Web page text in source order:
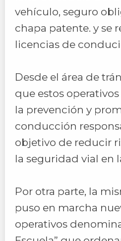
vehículo, seguro
chapa patente. y se
licencias de
Desde el área de
que estos
la prevención y
conducción
objetivo de reducir
la seguridad vial en
Por otra parte, la
puso en marcha
operativos